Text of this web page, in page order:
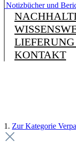
Notizbücher und
KONTAKT
1. Zur Kategorie